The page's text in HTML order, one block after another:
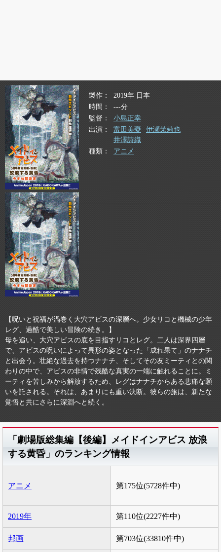
製作
2019年 日本
時間
---分
監督
小島正幸
出演
富田美憂
伊瀬茉莉也
井澤詩織
種類
アニメ
【呪いと祝福が渦巻く大穴アビスの深層へ。少女リコと機械の少年
レグ、過酷で美しい冒険の続き。】
母を追い、大穴アビスの底を目指すリコとレグ。二人は深界四層
で、アビスの呪いによって異形の姿となった「成れ果て」のナナチ
と出会う。壮絶な過去を持つナナチ、そしてその友ミーティとの関
わりの中で、アビスの非情で残酷な真実の一端に触れることに。ミ
ーティを苦しみから解放するため、レグはナナチからある悲痛な願
いを託される。それは、あまりにも重い決断。彼らの旅は、新たな
覚悟と共にさらに深淵へと続く。
「劇場版総集編【後編】メイドインアビス 放浪
する黄昏」のランキング情報
アニメ 第175位(5728件中)
2019年 第110位(2227件中)
邦画 第703位(33810件中)